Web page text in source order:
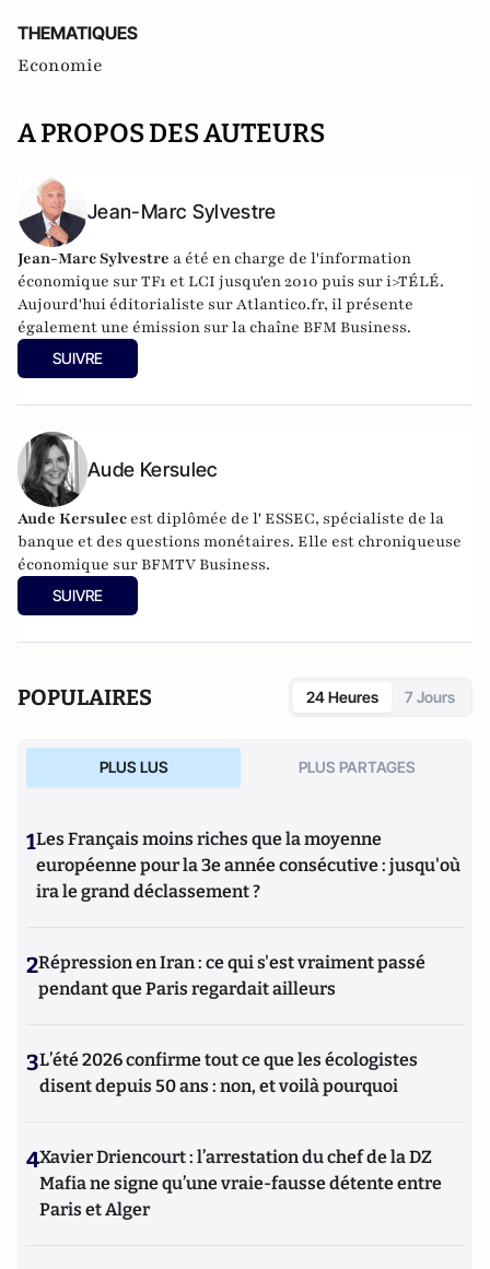
THEMATIQUES
Economie
A PROPOS DES AUTEURS
Jean-Marc Sylvestre
Jean-Marc Sylvestre a été en charge de l'information
économique sur TF1 et LCI jusqu'en 2010 puis sur i>TÉLÉ.
Aujourd'hui éditorialiste sur Atlantico.fr, il présente
également une émission sur la chaîne BFM Business.
SUIVRE
Aude Kersulec
Aude Kersulec est diplômée de l' ESSEC, spécialiste de la
banque et des questions monétaires. Elle est chroniqueuse
économique sur BFMTV Business.
SUIVRE
POPULAIRES 24 Heures 7 Jours
PLUS LUS PLUS PARTAGES
1Les Français moins riches que la moyenne
européenne pour la 3e année consécutive : jusqu'où
ira le grand déclassement ?
2Répression en Iran : ce qui s'est vraiment passé
pendant que Paris regardait ailleurs
3L’été 2026 confirme tout ce que les écologistes
disent depuis 50 ans : non, et voilà pourquoi
4Xavier Driencourt : l’arrestation du chef de la DZ
Mafia ne signe qu’une vraie-fausse détente entre
Paris et Alger